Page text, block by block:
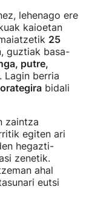
lehenago ere
kaioetan
25
guztiak basa-
putre,
. Lagin berria
bidali
zaintza
egiten ari
hegazti-
zenetik.
ahal
eutsi